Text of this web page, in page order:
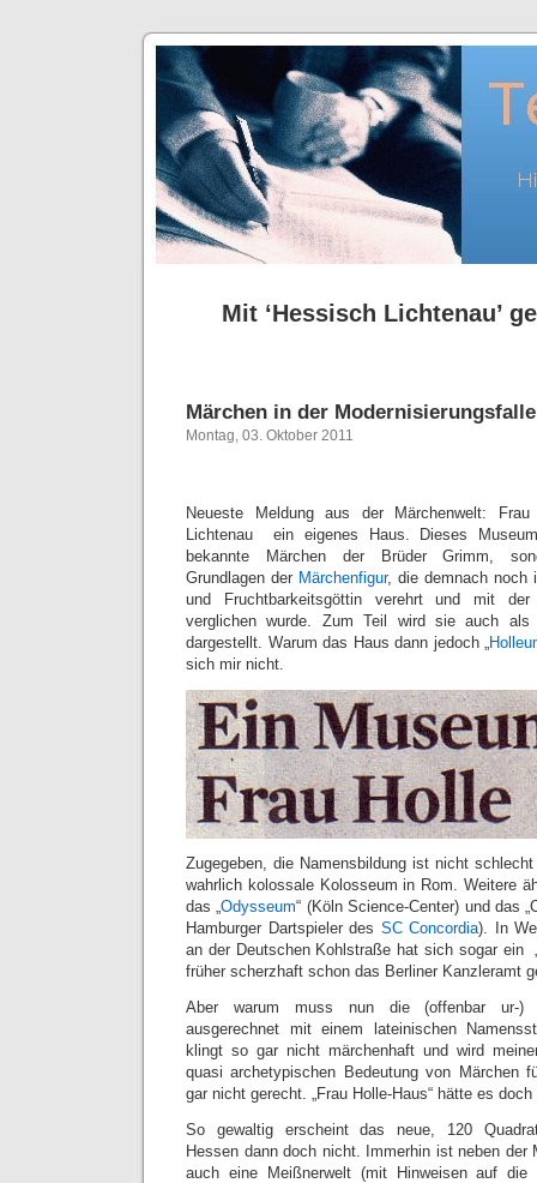
Mit ‘Hessisch Lichtenau’
Märchen in der Modernisierungsfalle
Montag, 03. Oktober 2011
Neueste Meldung aus der Märchenwelt:
Lichtenau ein eigenes Haus. Dieses
bekannte Märchen der Brüder Grimm,
Grundlagen der Märchenfigur, die demnach noch
und Fruchtbarkeitsgöttin verehrt und mit
verglichen wurde. Zum Teil wird sie auch als
dargestellt. Warum das Haus dann jedoch „
sich mir nicht.
Zugegeben, die Namensbildung ist nicht
wahrlich kolossale Kolosseum in Rom. Weitere
das „Odysseum“ (Köln Science-Center) und das
Hamburger Dartspieler des SC Concordia). In
an der Deutschen Kohlstraße hat sich sogar ein
früher scherzhaft schon das Berliner Kanzleramt
Aber warum muss nun die (offenbar ur-)
ausgerechnet mit einem lateinischen
klingt so gar nicht märchenhaft und wird
quasi archetypischen Bedeutung von Märchen
gar nicht gerecht. „Frau Holle-Haus“ hätte es
So gewaltig erscheint das neue, 120
Hessen dann doch nicht. Immerhin ist neben der
auch eine Meißnerwelt (mit Hinweisen auf die